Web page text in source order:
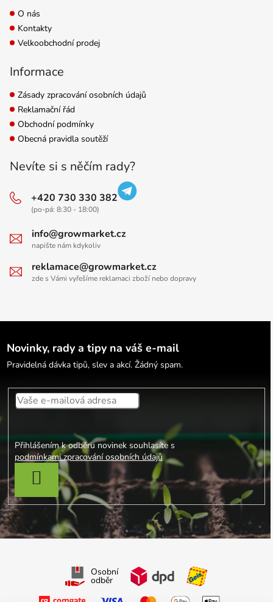
O nás
Kontakty
Velkoobchodní prodej
Informace
Zásady zpracování osobních údajů
Reklamační řád
Obchodní podmínky
Obecná pravidla soutěží
Nevíte si s něčím rady?
+420 730 330 382
(po-pá: 8:30 - 18:00)
info@growmarket.cz
napište nám kdykoliv
reklamace@growmarket.cz
zde s Vámi vyřešíme reklamaci zboží nebo dopravy
Novinky, rady a tipy na váš e-mail
Pravidelná dávka tipů, slev a akcí. Žádný spam.
Přihlášením k odběru novinek souhlasíte s
podmínkami zpracování osobních údajů
PŘIHLÁSIT SE
Osobní
odběr